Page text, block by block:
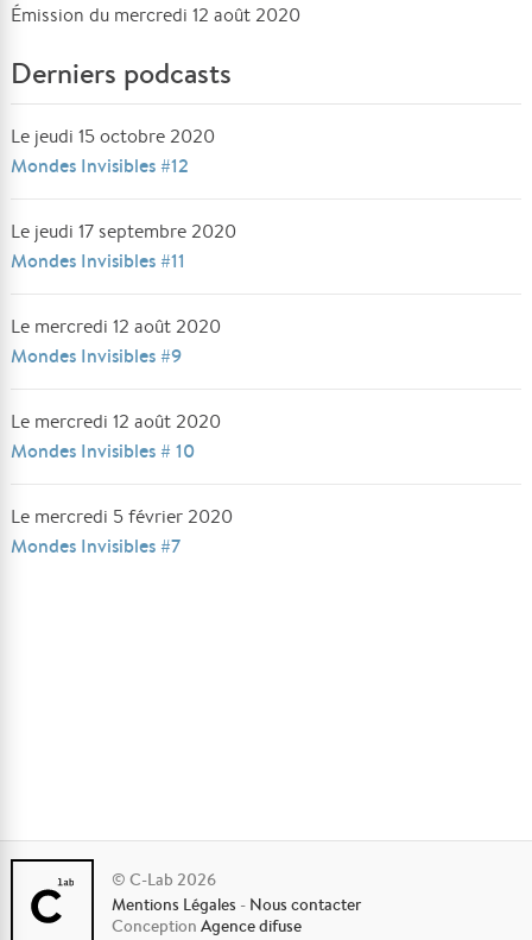
Émission du mercredi 12 août 2020
Derniers podcasts
Le jeudi 15 octobre 2020
Mondes Invisibles #12
Le jeudi 17 septembre 2020
Mondes Invisibles #11
Le mercredi 12 août 2020
Mondes Invisibles #9
Le mercredi 12 août 2020
Mondes Invisibles # 10
Le mercredi 5 février 2020
Mondes Invisibles #7
© C-Lab 2026
Mentions Légales - Nous contacter
ConceptionAgence difuse